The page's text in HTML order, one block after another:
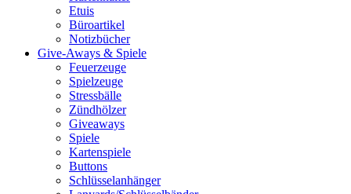
Etuis
Büroartikel
Notizbücher
Give-Aways & Spiele
Feuerzeuge
Spielzeuge
Stressbälle
Zündhölzer
Giveaways
Spiele
Kartenspiele
Buttons
Schlüsselanhänger